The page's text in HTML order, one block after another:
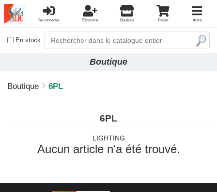
Se connecter S'inscrire Boutique Panier Autre
En stock
Boutique
Boutique 6PL
6PL
LIGHTING
Aucun article n'a été trouvé.